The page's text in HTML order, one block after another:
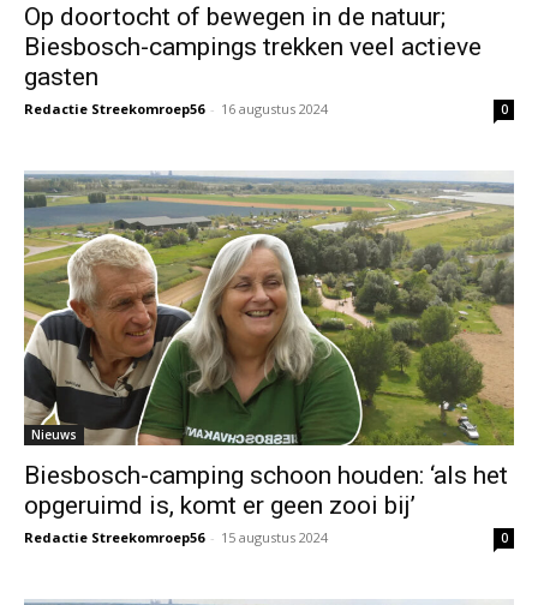
Op doortocht of bewegen in de natuur;
Biesbosch-campings trekken veel actieve
gasten
Redactie Streekomroep56 - 16 augustus 2024 0
Nieuws
Biesbosch-camping schoon houden: ‘als het
opgeruimd is, komt er geen zooi bij’
Redactie Streekomroep56 - 15 augustus 2024 0